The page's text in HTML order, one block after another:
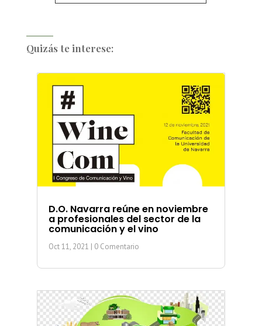
Quizás te interese:
D.O. Navarra reúne en noviembre
a profesionales del sector de la
comunicación y el vino
Oct 11, 2021 | 0 Comentario